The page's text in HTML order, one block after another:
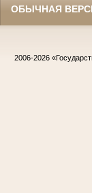
ОБЫЧНАЯ
2006-2026